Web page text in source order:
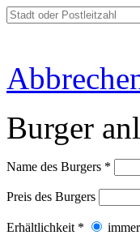
Burger
Name des Burgers *
Preis des Burgers
Erhältlichkeit *